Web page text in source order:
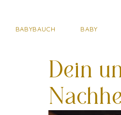
BABYBAUCH BABY
Dein